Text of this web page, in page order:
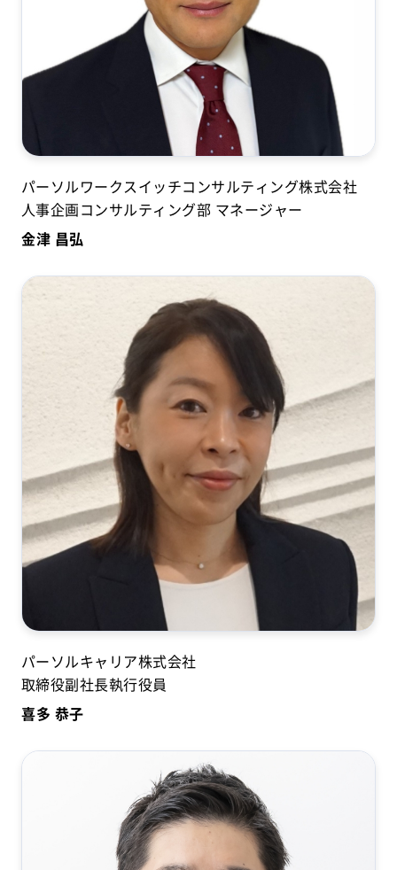
パーソルワークスイッチコンサルティング株式会社
人事企画コンサルティング部 マネージャー
金津 昌弘
パーソルキャリア株式会社
取締役副社長執行役員
喜多 恭子